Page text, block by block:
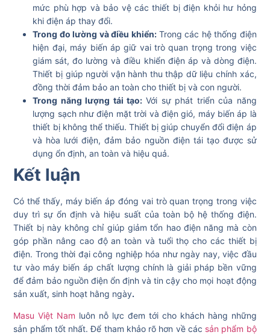
mức phù hợp và bảo vệ các thiết bị điện khỏi hư hỏng
khi điện áp thay đổi.
Trong đo lường và điều khiển:Trong các hệ thống điện
hiện đại, máy biến áp giữ vai trò quan trọng trong việc
giám sát, đo lường và điều khiển điện áp và dòng điện.
Thiết bị giúp người vận hành thu thập dữ liệu chính xác,
đồng thời đảm bảo an toàn cho thiết bị và con người.
Trong năng lượng tái tạo: Với sự phát triển của năng
lượng sạch như điện mặt trời và điện gió, máy biến áp là
thiết bị không thể thiếu. Thiết bị giúp chuyển đổi điện áp
và hòa lưới điện, đảm bảo nguồn điện tái tạo được sử
dụng ổn định, an toàn và hiệu quả.
Kết luận
Có thể thấy, máy biến áp đóng vai trò quan trọng trong việc
duy trì sự ổn định và hiệu suất của toàn bộ hệ thống điện.
Thiết bị này không chỉ giúp giảm tổn hao điện năng mà còn
góp phần nâng cao độ an toàn và tuổi thọ cho các thiết bị
điện. Trong thời đại công nghiệp hóa như ngày nay, việc đầu
tư vào máy biến áp chất lượng chính là giải pháp bền vững
để đảm bảo nguồn điện ổn định và tin cậy cho mọi hoạt động
sản xuất, sinh hoạt hằng ngày.
Masu Việt Nam luôn nỗ lực đem tới cho khách hàng những
sản phẩm tốt nhất. Để tham khảo rõ hơn về các sản phẩm bộ